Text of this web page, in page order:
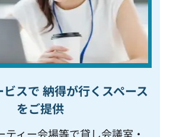
スで 納得が行くスペース
をご提供
ティー会場等で貸し会議室・